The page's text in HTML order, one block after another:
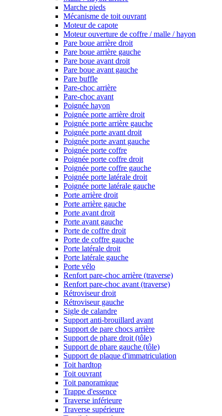
Marche pieds
Mécanisme de toit ouvrant
Moteur de capote
Moteur ouverture de coffre / malle / hayon
Pare boue arrière droit
Pare boue arrière gauche
Pare boue avant droit
Pare boue avant gauche
Pare buffle
Pare-choc arrière
Pare-choc avant
Poignée hayon
Poignée porte arrière droit
Poignée porte arrière gauche
Poignée porte avant droit
Poignée porte avant gauche
Poignée porte coffre
Poignée porte coffre droit
Poignée porte coffre gauche
Poignée porte latérale droit
Poignée porte latérale gauche
Porte arrière droit
Porte arrière gauche
Porte avant droit
Porte avant gauche
Porte de coffre droit
Porte de coffre gauche
Porte latérale droit
Porte latérale gauche
Porte vélo
Renfort pare-choc arrière (traverse)
Renfort pare-choc avant (traverse)
Rétroviseur droit
Rétroviseur gauche
Sigle de calandre
Support anti-brouillard avant
Support de pare chocs arrière
Support de phare droit (tôle)
Support de phare gauche (tôle)
Support de plaque d'immatriculation
Toit hardtop
Toit ouvrant
Toit panoramique
Trappe d'essence
Traverse inférieure
Traverse supérieure